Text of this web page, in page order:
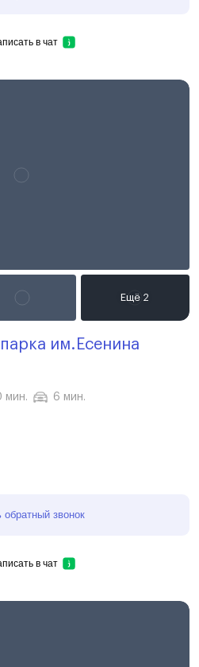
Написать в чат
им.Есенина
мин. 6 мин.
обратный звонок
Написать в чат